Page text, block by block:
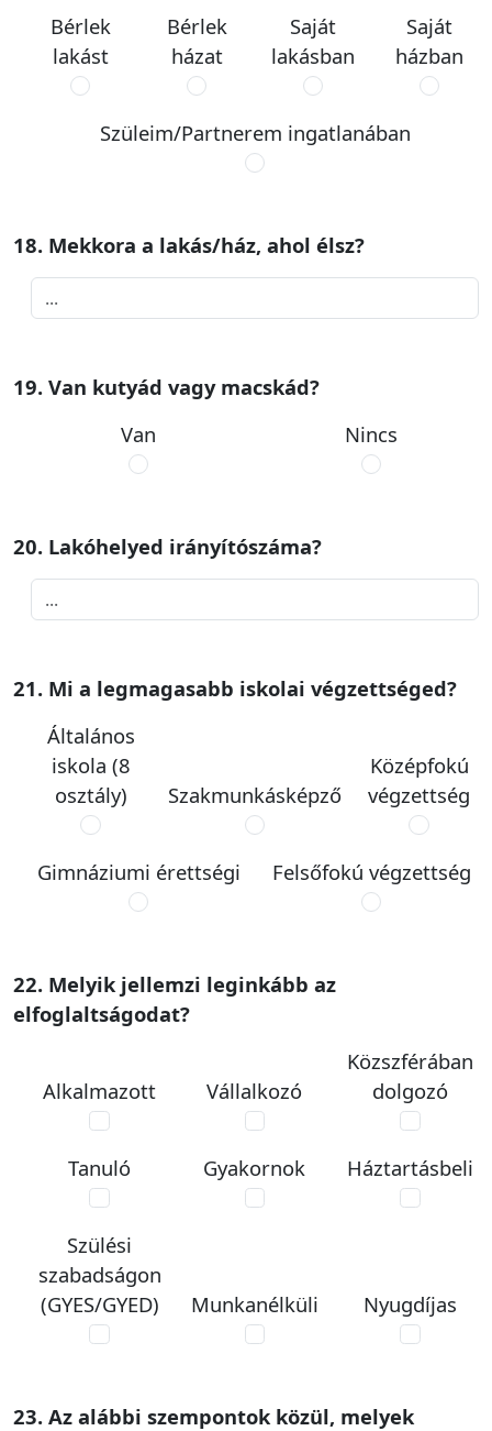
Bérlek
lakást
Bérlek
házat
Saját
lakásban
Saját
házban
Szüleim/Partnerem ingatlanában
18. Mekkora a lakás/ház, ahol élsz?
19. Van kutyád vagy macskád?
Van
Nincs
20. Lakóhelyed irányítószáma?
21. Mi a legmagasabb iskolai végzettséged?
Általános
iskola (8
osztály)
Szakmunkásképző
Középfokú
végzettség
Gimnáziumi érettségi Felsőfokú végzettség
22. Melyik jellemzi leginkább az
elfoglaltságodat?
Alkalmazott Vállalkozó
Közszférában
dolgozó
Tanuló Gyakornok Háztartásbeli
Szülési
szabadságon
(GYES/GYED)
Munkanélküli Nyugdíjas
23. Az alábbi szempontok közül, melyek